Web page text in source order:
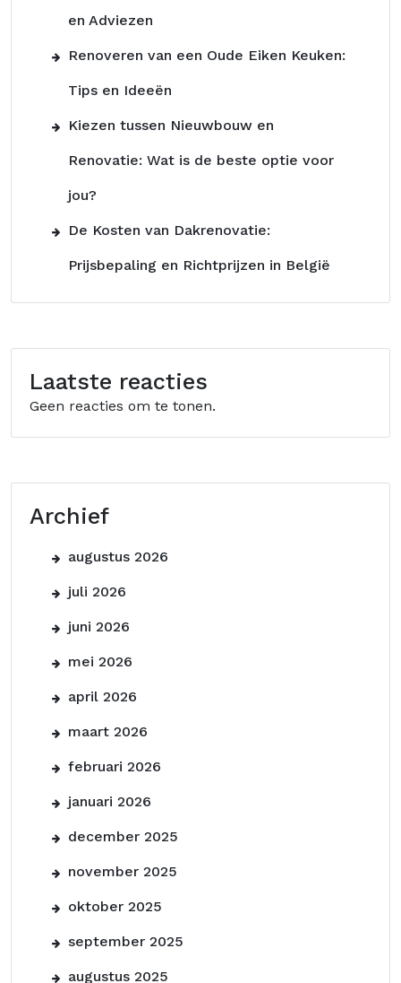
en Adviezen
Renoveren van een Oude Eiken Keuken:
Tips en Ideeën
Kiezen tussen Nieuwbouw en
Renovatie: Wat is de beste optie voor
jou?
De Kosten van Dakrenovatie:
Prijsbepaling en Richtprijzen in België
Laatste reacties
Geen reacties om te tonen.
Archief
augustus 2026
juli 2026
juni 2026
mei 2026
april 2026
maart 2026
februari 2026
januari 2026
december 2025
november 2025
oktober 2025
september 2025
augustus 2025